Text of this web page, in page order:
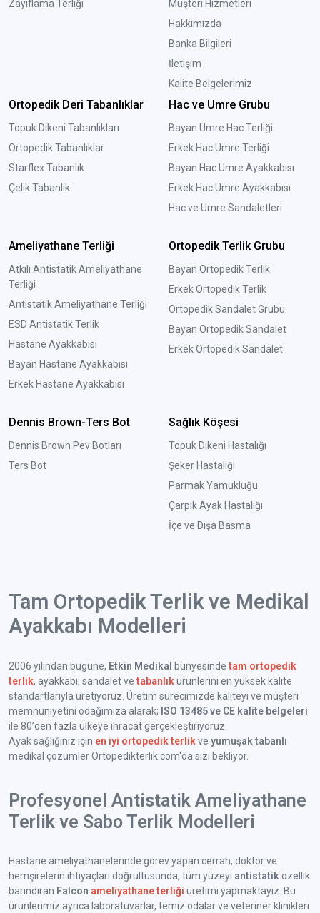
Zayıflama Terliği
Müşteri Hizmetleri
Hakkımızda
Banka Bilgileri
İletişim
Kalite Belgelerimiz
Ortopedik Deri Tabanlıklar
Topuk Dikeni Tabanlıkları
Ortopedik Tabanlıklar
Starflex Tabanlık
Çelik Tabanlık
Hac ve Umre Grubu
Bayan Umre Hac Terliği
Erkek Hac Umre Terliği
Bayan Hac Umre Ayakkabısı
Erkek Hac Umre Ayakkabısı
Hac ve Umre Sandaletleri
Ameliyathane Terliği
Atkılı Antistatik Ameliyathane
Terliği
Antistatik Ameliyathane Terliği
ESD Antistatik Terlik
Hastane Ayakkabısı
Bayan Hastane Ayakkabısı
Erkek Hastane Ayakkabısı
Ortopedik Terlik Grubu
Bayan Ortopedik Terlik
Erkek Ortopedik Terlik
Ortopedik Sandalet Grubu
Bayan Ortopedik Sandalet
Erkek Ortopedik Sandalet
Dennis Brown-Ters Bot
Dennis Brown Pev Botları
Ters Bot
Sağlık Köşesi
Topuk Dikeni Hastalığı
Şeker Hastalığı
Parmak Yamukluğu
Çarpık Ayak Hastalığı
İçe ve Dışa Basma
Tam Ortopedik Terlik ve Medikal
Ayakkabı Modelleri
2006 yılından bugüne, Etkin Medikal bünyesindetam ortopedik
terlik, ayakkabı, sandalet vetabanlık ürünlerini en yüksek kalite
standartlarıyla üretiyoruz. Üretim sürecimizde kaliteyi ve müşteri
memnuniyetini odağımıza alarak; ISO 13485 ve CE kalite belgeleri
ile 80’den fazla ülkeye ihracat gerçekleştiriyoruz.
Ayak sağlığınız için en iyi ortopedik terlik ve yumuşak tabanlı
medikal çözümler Ortopedikterlik.com'da sizi bekliyor.
Profesyonel Antistatik Ameliyathane
Terlik ve Sabo Terlik Modelleri
Hastane ameliyathanelerinde görev yapan cerrah, doktor ve
hemşirelerin ihtiyaçları doğrultusunda, tüm yüzeyi antistatik özellik
barındıran Falcon ameliyathane terliği üretimi yapmaktayız. Bu
ürünlerimiz ayrıca laboratuvarlar, temiz odalar ve veteriner klinikleri